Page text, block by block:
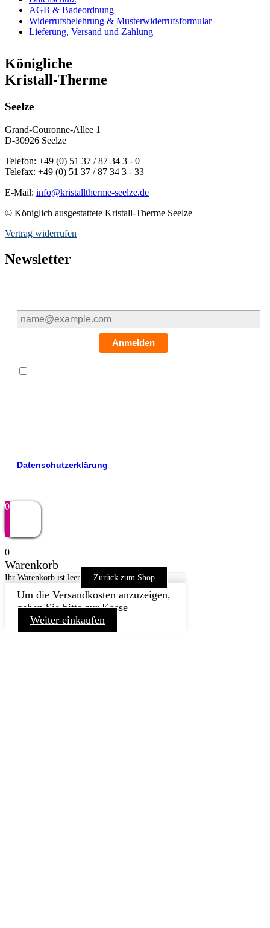
AGB & Badeordnung
Widerrufsbelehrung & Musterwiderrufsformular
Lieferung, Versand und Zahlung
Königliche
Kristall-Therme
Seelze
Grand-Couronne-Allee 1
D-30926 Seelze
Telefon: +49 (0) 51 37 / 87 34 3 - 0
Telefax: +49 (0) 51 37 / 87 34 3 - 33
E-Mail: info@kristalltherme-seelze.de
© Königlich ausgestattete Kristall-Therme Seelze
Vertrag widerrufen
Newsletter
Anmelden
Datenschutzerklärung
0
0
Warenkorb
Ihr Warenkorb ist leer Zurück zum Shop
Um die Versandkosten anzuzeigen,
gehen Sie bitte zur Kasse
Weiter einkaufen